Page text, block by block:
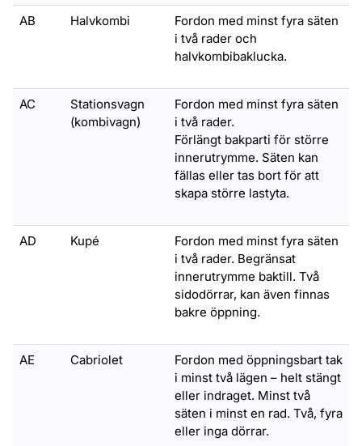
AB Halvkombi
Fordon med minst fyra säten
i två rader och
halvkombibaklucka.
AC
Stationsvagn
(kombivagn)
Fordon med minst fyra säten
i två rader.
Förlängt bakparti för större
innerutrymme. Säten kan
fällas eller tas bort för att
skapa större lastyta.
AD Kupé
Fordon med minst fyra säten
i två rader. Begränsat
innerutrymme baktill. Två
sidodörrar, kan även finnas
bakre öppning.
AE Cabriolet
Fordon med öppningsbart tak
i minst två lägen – helt stängt
eller indraget. Minst två
säten i minst en rad. Två, fyra
eller inga dörrar.